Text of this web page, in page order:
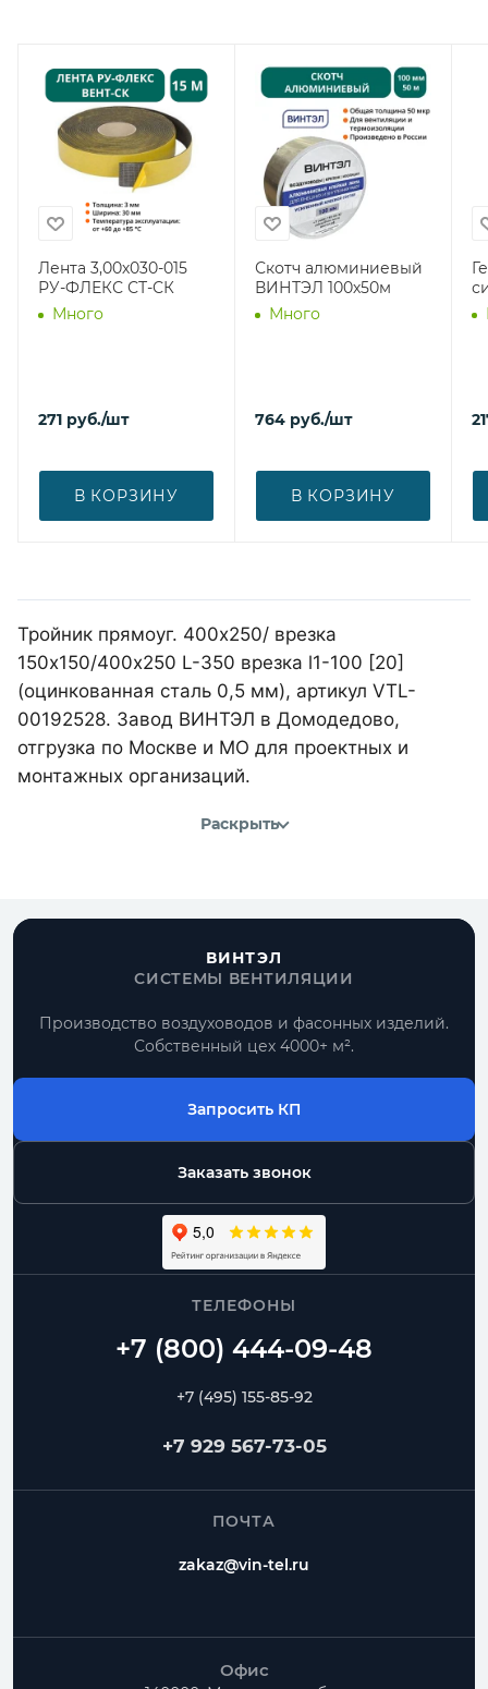
Лента 3,00х030-015
РУ-ФЛЕКС СТ-СК
Много
271 руб./шт
В КОРЗИНУ
Скотч алюминиевый
ВИНТЭЛ 100х50м
Много
764 руб./шт
В КОРЗИНУ
Тройник прямоуг. 400х250/ врезка
150х150/400х250 L-350 врезка l1-100 [20]
(оцинкованная сталь 0,5 мм), артикул VTL-
00192528. Завод ВИНТЭЛ в Домодедово,
отгрузка по Москве и МО для проектных и
монтажных организаций.
Раскрыть
ВИНТЭЛ
СИСТЕМЫ ВЕНТИЛЯЦИИ
Производство воздуховодов и фасонных изделий.
Собственный цех 4000+ м².
Запросить КП
Заказать звонок
ТЕЛЕФОНЫ
+7 (495) 155-85-92
+7 929 567-73-05
ПОЧТА
zakaz@vin-tel.ru
Офис